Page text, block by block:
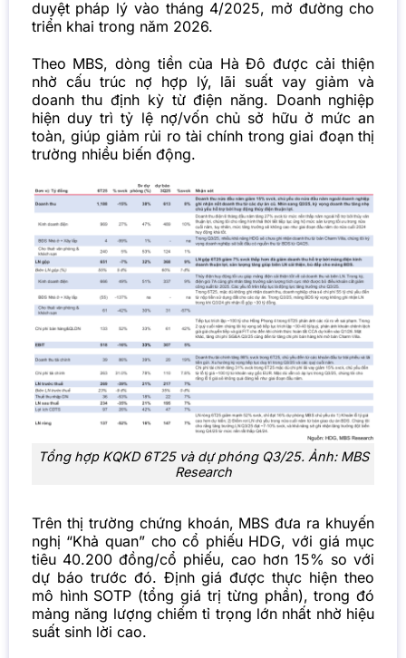
duyệt pháp lý vào tháng 4/2025, mở đường cho
triển khai trong năm 2026.
Theo MBS, dòng tiền của Hà Đô được cải thiện
nhờ cấu trúc nợ hợp lý, lãi suất vay giảm và
doanh thu định kỳ từ điện năng. Doanh nghiệp
hiện duy trì tỷ lệ nợ/vốn chủ sở hữu ở mức an
toàn, giúp giảm rủi ro tài chính trong giai đoạn thị
trường nhiều biến động.
Tổng hợp KQKD 6T25 và dự phóng Q3/25. Ảnh: MBS
Research
Trên thị trường chứng khoán, MBS đưa ra khuyến
nghị “Khả quan” cho cổ phiếu HDG, với giá mục
tiêu 40.200 đồng/cổ phiếu, cao hơn 15% so với
dự báo trước đó. Định giá được thực hiện theo
mô hình SOTP (tổng giá trị từng phần), trong đó
mảng năng lượng chiếm tỉ trọng lớn nhất nhờ hiệu
suất sinh lời cao.